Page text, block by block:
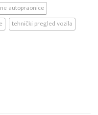
autopraonice
tehnički pregled vozila